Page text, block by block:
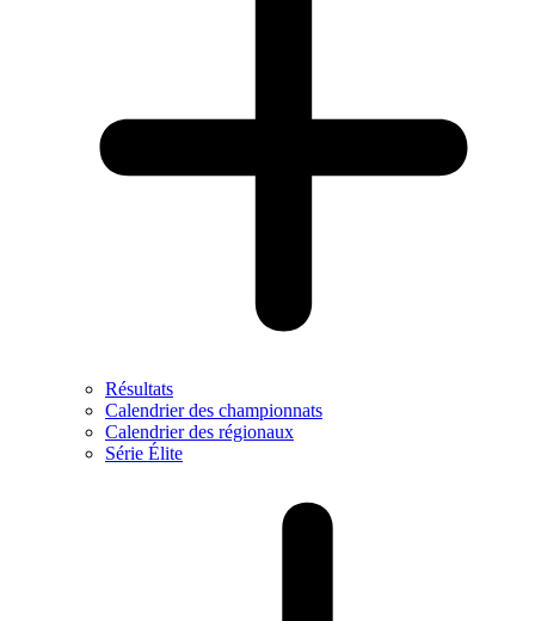
Résultats
Calendrier des championnats
Calendrier des régionaux
Série Élite